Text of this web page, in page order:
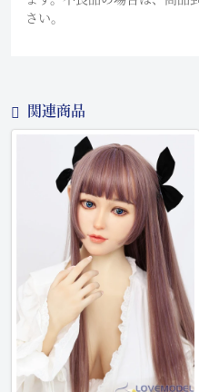
さい。
関連商品